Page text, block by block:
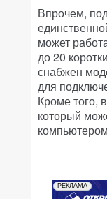
Впрочем,
может
до 20
снабжен
для
Кроме того,
который
РЕКЛАМА